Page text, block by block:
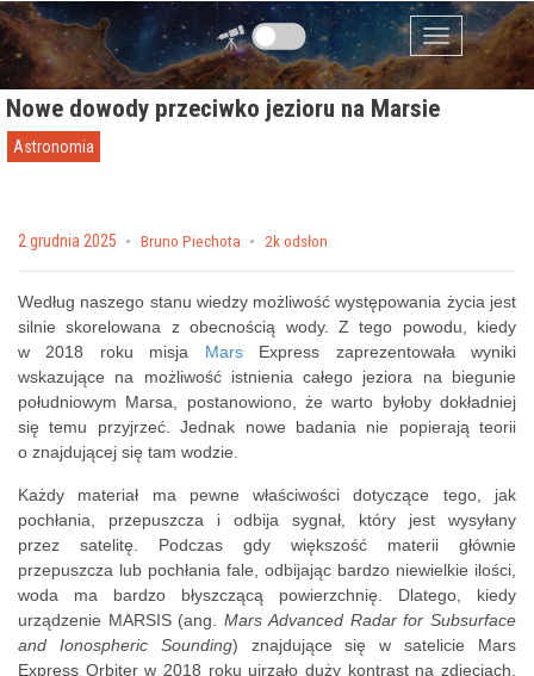
Przejdź do zawartości
Menu
Nowe dowody przeciwko jezioru na Marsie
Astronomia
Posted on
2 grudnia 2025 by Bruno Piechota 2k odsłon
Według naszego stanu wiedzy możliwość występowania życia jest
silnie skorelowana z obecnością wody. Z tego powodu, kiedy
w 2018 roku misja MarsExpress zaprezentowała wyniki
wskazujące na możliwość istnienia całego jeziora na biegunie
południowym Marsa, postanowiono, że warto byłoby dokładniej
się temu przyjrzeć. Jednak nowe badania nie popierają teorii
o znajdującej się tam wodzie.
Każdy materiał ma pewne właściwości dotyczące tego, jak
pochłania, przepuszcza i odbija sygnał, który jest wysyłany
przez satelitę. Podczas gdy większość materii głównie
przepuszcza lub pochłania fale, odbijając bardzo niewielkie ilości,
woda ma bardzo błyszczącą powierzchnię. Dlatego, kiedy
urządzenie MARSIS (ang.
Mars Advanced Radar for Subsurface
and Ionospheric Sounding) znajdujące się w satelicie Mars
Express Orbiter w 2018 roku ujrzało duży kontrast na zdjęciach,